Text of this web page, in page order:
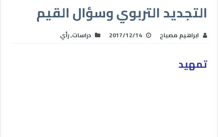
التجديد التربوي وسؤال القيم
ابراهيم مصباح 2017/12/14 دراسات,رأي
تمهيد